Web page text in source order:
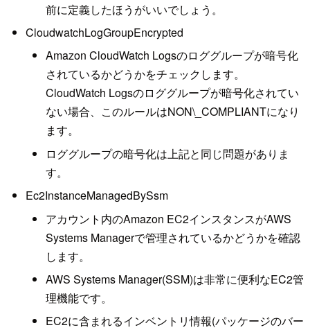
前に定義したほうがいいでしょう。
CloudwatchLogGroupEncrypted
Amazon CloudWatch Logsのロググループが暗号化
されているかどうかをチェックします。
CloudWatch Logsのロググループが暗号化されてい
ない場合、このルールはNON\_COMPLIANTになり
ます。
ロググループの暗号化は上記と同じ問題がありま
す。
Ec2InstanceManagedBySsm
アカウント内のAmazon EC2インスタンスがAWS
Systems Managerで管理されているかどうかを確認
します。
AWS Systems Manager(SSM)は非常に便利なEC2管
理機能です。
EC2に含まれるインベントリ情報(パッケージのバー